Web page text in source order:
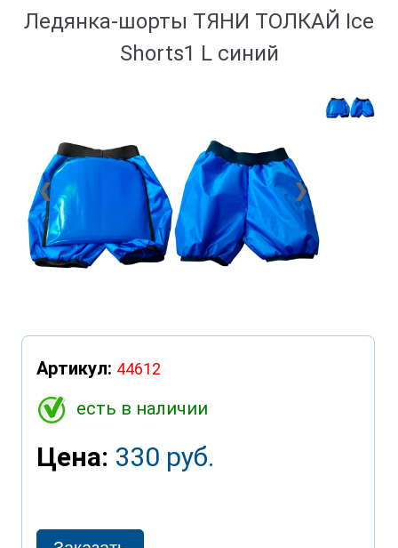
Ледянка-шорты ТЯНИ ТОЛКАЙ Ice
Shorts1 L синий
❮ ❯
Артикул: 44612
есть в наличии
Цена: 330 руб.